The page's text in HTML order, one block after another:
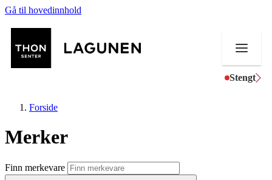
Gå til hovedinnhold
Stengt
Butikker
Forside
Merker
Finn merkevare